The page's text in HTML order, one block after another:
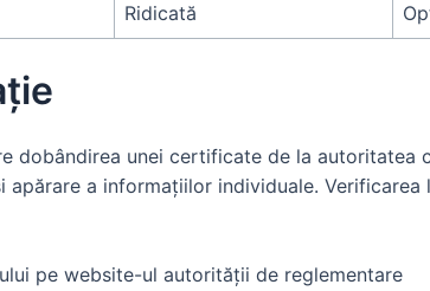
Ridicată
dobândirea unei certificate de la
a informațiilor individuale.
pe website-ul autorității de reglementare